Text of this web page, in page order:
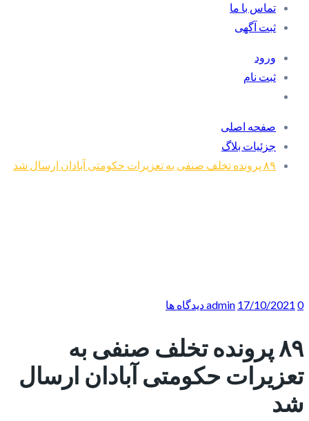
تماس با ما
ثبت آگهی
ورود
ثبت نام
صفحه اصلی
جزئیات بلاگ
۸۹ پرونده تخلف صنفی به تعزیرات حکومتی آبادان ارسال شد
admin 17/10/2021 0 دیدگاه ها
۸۹ پرونده تخلف صنفی به
تعزیرات حکومتی آبادان ارسال
شد